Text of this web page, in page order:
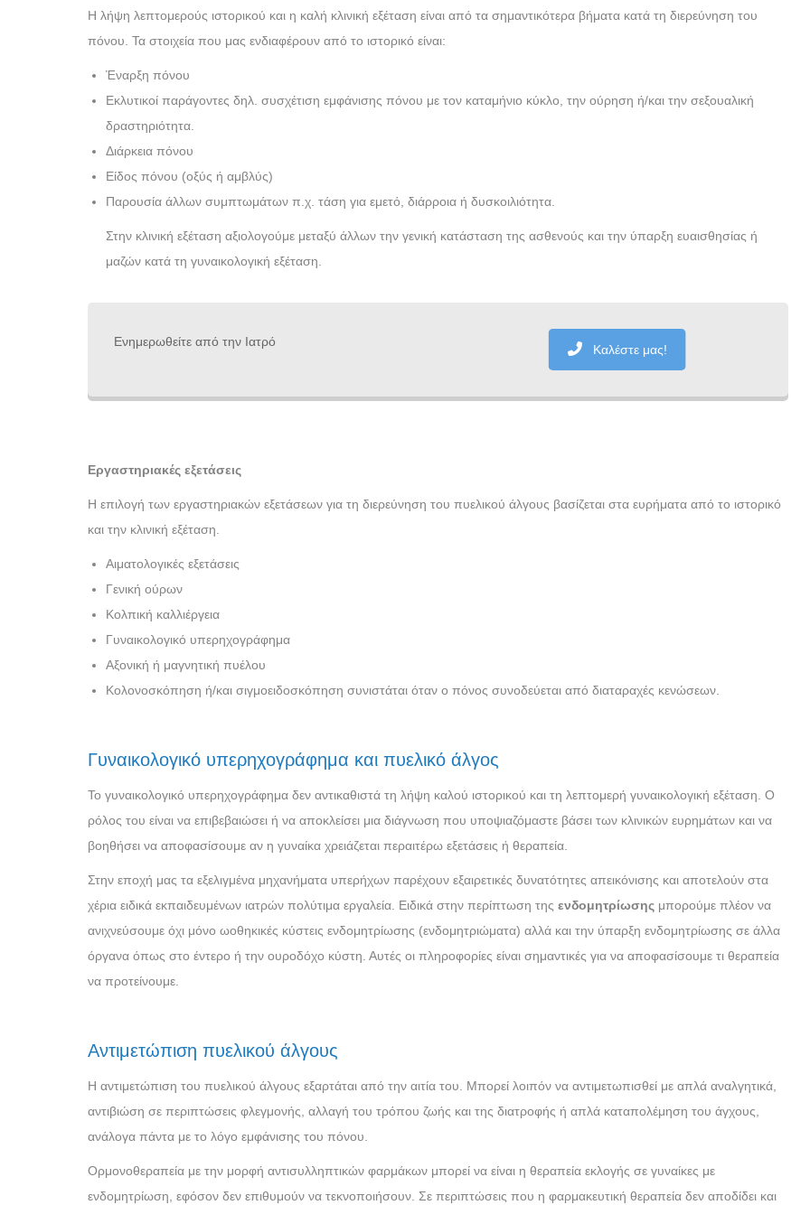
Η λήψη λεπτομερούς ιστορικού και η καλή κλινική εξέταση είναι από τα σημαντικότερα βήματα κατά τη διερεύνηση του
πόνου. Τα στοιχεία που μας ενδιαφέρουν από το ιστορικό είναι:
Έναρξη πόνου
Εκλυτικοί παράγοντες δηλ. συσχέτιση εμφάνισης πόνου με τον καταμήνιο κύκλο, την ούρηση ή/και την σεξουαλική
δραστηριότητα.
Διάρκεια πόνου
Είδος πόνου (οξύς ή αμβλύς)
Παρουσία άλλων συμπτωμάτων π.χ. τάση για εμετό, διάρροια ή δυσκοιλιότητα.
Στην κλινική εξέταση αξιολογούμε μεταξύ άλλων την γενική κατάσταση της ασθενούς και την ύπαρξη ευαισθησίας ή
μαζών κατά τη γυναικολογική εξέταση.
Ενημερωθείτε από την Ιατρό
Καλέστε μας!
Εργαστηριακές εξετάσεις
Η επιλογή των εργαστηριακών εξετάσεων για τη διερεύνηση του πυελικού άλγους βασίζεται στα ευρήματα από το ιστορικό
και την κλινική εξέταση.
Αιματολογικές εξετάσεις
Γενική ούρων
Κολπική καλλιέργεια
Γυναικολογικό υπερηχογράφημα
Αξονική ή μαγνητική πυέλου
Κολονοσκόπηση ή/και σιγμοειδοσκόπηση συνιστάται όταν ο πόνος συνοδεύεται από διαταραχές κενώσεων.
Γυναικολογικό υπερηχογράφημα και πυελικό άλγος
Το γυναικολογικό υπερηχογράφημα δεν αντικαθιστά τη λήψη καλού ιστορικού και τη λεπτομερή γυναικολογική εξέταση. Ο
ρόλος του είναι να επιβεβαιώσει ή να αποκλείσει μια διάγνωση που υποψιαζόμαστε βάσει των κλινικών ευρημάτων και να
βοηθήσει να αποφασίσουμε αν η γυναίκα χρειάζεται περαιτέρω εξετάσεις ή θεραπεία.
Στην εποχή μας τα εξελιγμένα μηχανήματα υπερήχων παρέχουν εξαιρετικές δυνατότητες απεικόνισης και αποτελούν στα
χέρια ειδικά εκπαιδευμένων ιατρών πολύτιμα εργαλεία. Ειδικά στην περίπτωση της ενδομητρίωσης μπορούμε πλέον να
ανιχνεύσουμε όχι μόνο ωοθηκικές κύστεις ενδομητρίωσης (ενδομητριώματα) αλλά και την ύπαρξη ενδομητρίωσης σε άλλα
όργανα όπως στο έντερο ή την ουροδόχο κύστη. Αυτές οι πληροφορίες είναι σημαντικές για να αποφασίσουμε τι θεραπεία
να προτείνουμε.
Αντιμετώπιση πυελικού άλγους
Η αντιμετώπιση του πυελικού άλγους εξαρτάται από την αιτία του. Μπορεί λοιπόν να αντιμετωπισθεί με απλά αναλγητικά,
αντιβιώση σε περιπτώσεις φλεγμονής, αλλαγή του τρόπου ζωής και της διατροφής ή απλά καταπολέμηση του άγχους,
ανάλογα πάντα με το λόγο εμφάνισης του πόνου.
Ορμονοθεραπεία με την μορφή αντισυλληπτικών φαρμάκων μπορεί να είναι η θεραπεία εκλογής σε γυναίκες με
ενδομητρίωση, εφόσον δεν επιθυμούν να τεκνοποιήσουν. Σε περιπτώσεις που η φαρμακευτική θεραπεία δεν αποδίδει και